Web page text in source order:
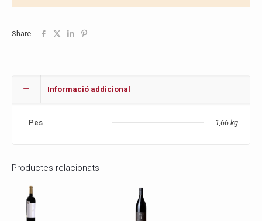
Share
Informació addicional
Pes 1,66 kg
Productes relacionats